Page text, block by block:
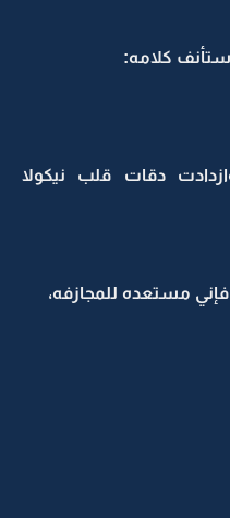
كلامه:
دقات قلب نيكولا
مستعده للمجازفه،